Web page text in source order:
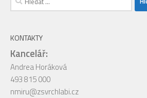
KONTAKTY
Kancelář:
Andrea Horáková
493 815 000
nmiru@zsvrchlabi.cz